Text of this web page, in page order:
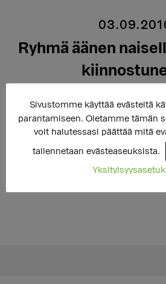
Ryhmä äänen
Trasek ja Kalliolan
äänen naisellistamisesta
Sivustomme käyttää evästeitä
parantamiseen. Oletamme tämän
voit halutessasi päättää mitä
tallennetaan evästeaseuksista.